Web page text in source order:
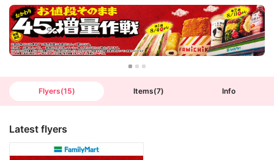
o
l
l
o
w
Flyers(15) Items(7) Info
Latest flyers